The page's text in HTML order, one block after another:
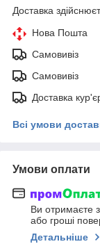
Доставка
Нова Пошта
Самовивіз
Самовивіз
Доставка
Всі умови
Умови оплати
Ви отримаєте
або гроші
Детальніше